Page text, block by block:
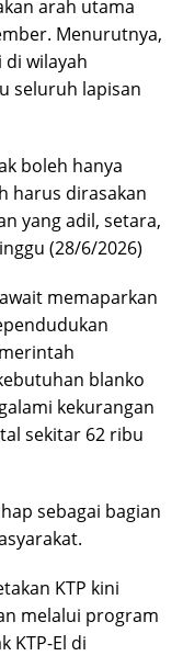
arah utama
Menurutnya,
wilayah
seluruh lapisan
boleh hanya
harus dirasakan
yang adil, setara,
(28/6/2026)
memaparkan
blanko
kekurangan
sekitar 62 ribu
sebagai bagian
KTP kini
melalui program
KTP-El di